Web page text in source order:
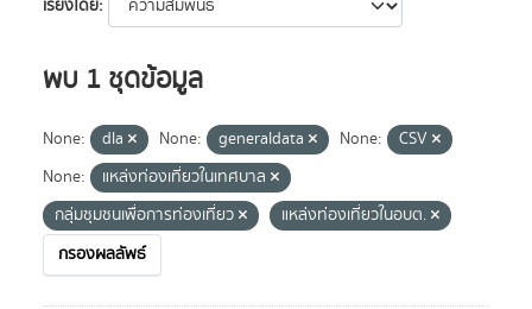
เรียงโดย
พบ 1 ชุดข้อมูล
None: dla None: generaldata None:
CSV
None:
แหล่งท่องเที่ยวในเทศบาล
กลุ่มชุมชนเพื่อการท่องเที่ยว
แหล่งท่องเที่ยวในอบต.
กรองผลลัพธ์